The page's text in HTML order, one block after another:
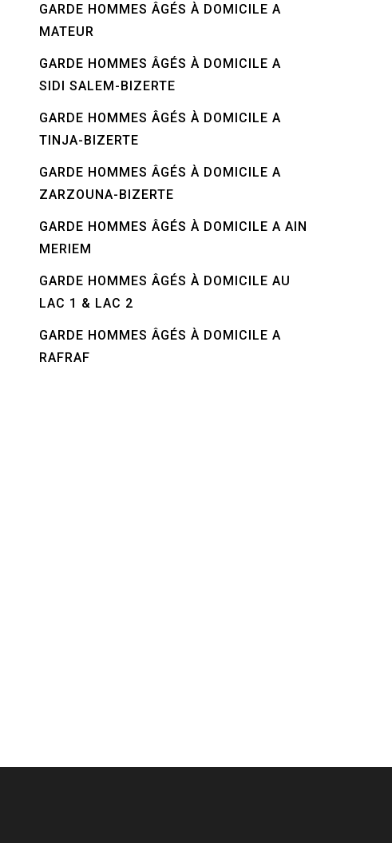
GARDE HOMMES ÂGÉS À DOMICILE A
MATEUR
GARDE HOMMES ÂGÉS À DOMICILE A
SIDI SALEM-BIZERTE
GARDE HOMMES ÂGÉS À DOMICILE A
TINJA-BIZERTE
GARDE HOMMES ÂGÉS À DOMICILE A
ZARZOUNA-BIZERTE
GARDE HOMMES ÂGÉS À DOMICILE A AIN
MERIEM
GARDE HOMMES ÂGÉS À DOMICILE AU
LAC 1 & LAC 2
GARDE HOMMES ÂGÉS À DOMICILE A
RAFRAF